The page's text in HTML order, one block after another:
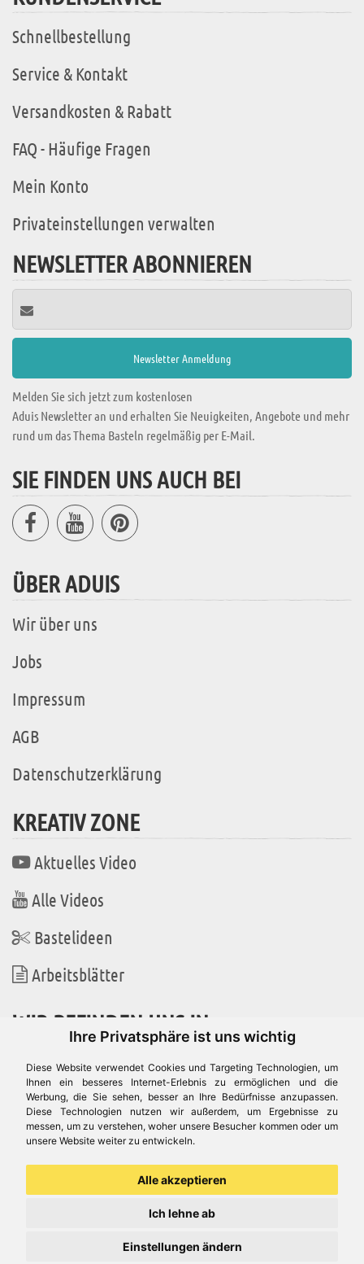
Ihre Privatsphäre ist uns wichtig
Diese Website verwendet Cookies und Targeting Technologien, um
Ihnen ein besseres Internet-Erlebnis zu ermöglichen und die
Werbung, die Sie sehen, besser an Ihre Bedürfnisse anzupassen.
Diese Technologien nutzen wir außerdem, um Ergebnisse zu
messen, um zu verstehen, woher unsere Besucher kommen oder um
unsere Website weiter zu entwickeln.
Alle akzeptieren
Ich lehne ab
Einstellungen ändern
Schnellbestellung
Service & Kontakt
Versandkosten & Rabatt
FAQ - Häufige Fragen
Mein Konto
Privateinstellungen verwalten
NEWSLETTER ABONNIEREN
Melden Sie sich jetzt zum kostenlosen
Aduis Newsletter an und erhalten Sie Neuigkeiten, Angebote und mehr
rund um das Thema Basteln regelmäßig per E-Mail.
SIE FINDEN UNS AUCH BEI
ÜBER ADUIS
Wir über uns
Jobs
Impressum
AGB
Datenschutzerklärung
KREATIV ZONE
Aktuelles Video
Alle Videos
Bastelideen
Arbeitsblätter
WIR BEFINDEN UNS IN
Es gibt uns auch in
© Aduis 1996 - 2026